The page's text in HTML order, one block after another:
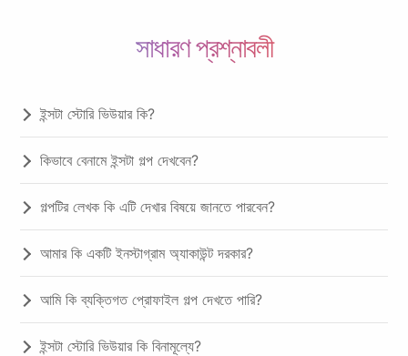
সাধারণ প্রশ্নাবলী
ইন্সটা স্টোরি ভিউয়ার কি?
কিভাবে বেনামে ইন্সটা গল্প দেখবেন?
গল্পটির লেখক কি এটি দেখার বিষয়ে জানতে পারবেন?
আমার কি একটি ইনস্টাগ্রাম অ্যাকাউন্ট দরকার?
আমি কি ব্যক্তিগত প্রোফাইল গল্প দেখতে পারি?
ইন্সটা স্টোরি ভিউয়ার কি বিনামূল্যে?